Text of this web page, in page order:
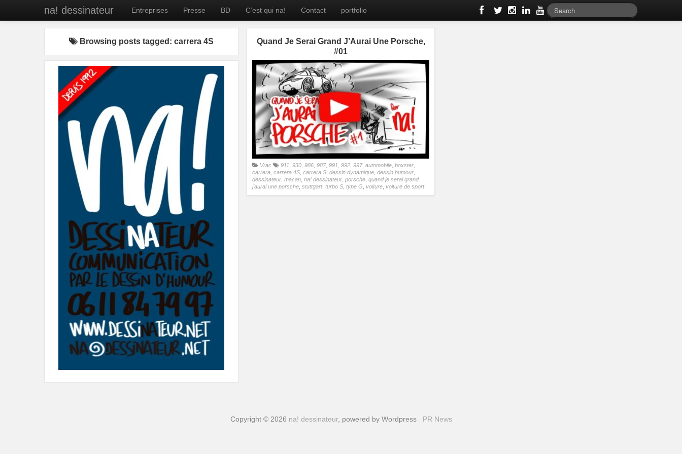
na! dessinateur Entreprises Presse BD C’est qui na! Contact portfolio
Browsing posts tagged: carrera 4S
Quand Je Serai Grand J’Aurai Une Porsche,
#01
Vrac 911, 930, 986, 987, 991, 992, 997, automobile, boxster,
carrera, carrera 4S, carrera S, dessin dynamique, dessin humour,
dessinateur, macan, na! dessinateur, porsche, quand je serai grand
j'aurai une porsche, stuttgart, turbo S, type G, voiture, voiture de sport
Copyright © 2026 na! dessinateur, powered by Wordpress PR News